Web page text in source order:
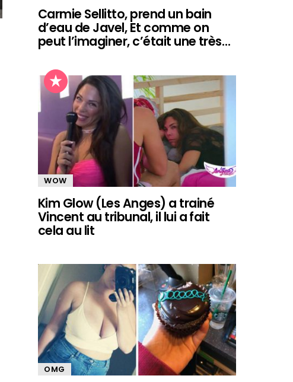
Carmie Sellitto, prend un bain
d’eau de Javel, Et comme on
peut l’imaginer, c’était une très…
WOW
Kim Glow (Les Anges) a trainé
Vincent au tribunal, il lui a fait
cela au lit
OMG